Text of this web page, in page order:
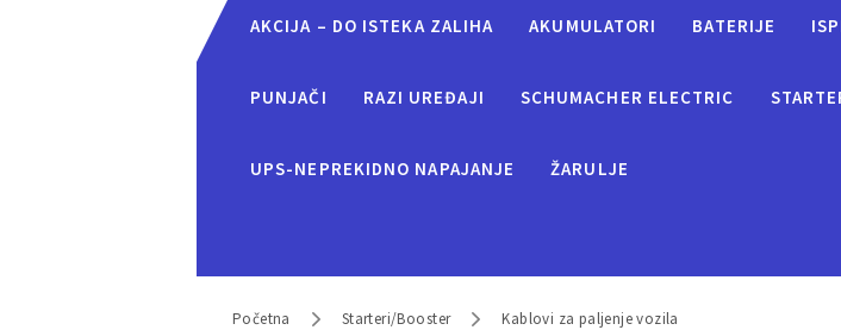
AKCIJA – DO ISTEKA ZALIHA AKUMULATORI BATERIJE
PUNJAČI RAZI UREĐAJI SCHUMACHER ELECTRIC
UPS-NEPREKIDNO NAPAJANJE ŽARULJE
Početna Starteri/Booster Kablovi za paljenje vozila